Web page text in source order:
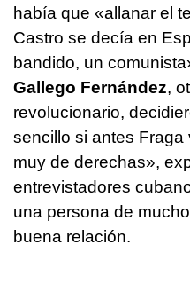
había que «allanar el
Castro se decía en
bandido, un
Gallego Fernández,
revolucionario,
sencillo si antes
muy de derechas»,
entrevistadores
una persona de
buena relación.